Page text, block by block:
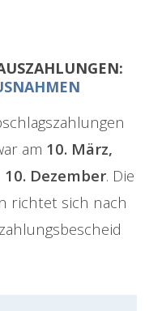
am 10. März,
Dezember. Die
richtet sich nach